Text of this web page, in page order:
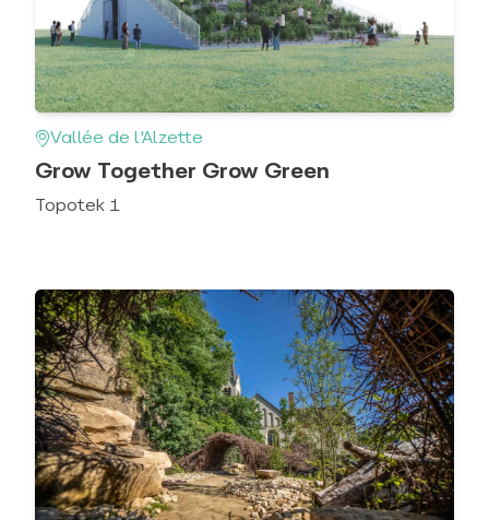
Vallée de l'Alzette
Grow Together Grow Green
Topotek 1